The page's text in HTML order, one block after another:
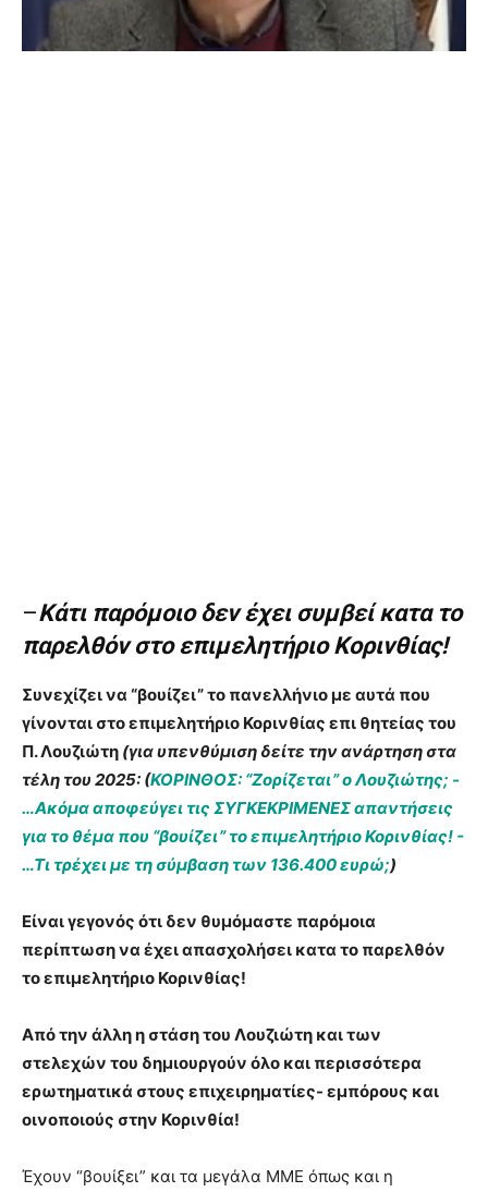
–Κάτι παρόμοιο δεν έχει συμβεί κατα το
παρελθόν στο επιμελητήριο Κορινθίας!
Συνεχίζει να “βουίζει” το πανελλήνιο με αυτά που
γίνονται στο επιμελητήριο Κορινθίας επι θητείας του
Π. Λουζιώτη (για υπενθύμιση δείτε την ανάρτηση στα
τέλη του 2025: (ΚΟΡΙΝΘΟΣ: “Ζορίζεται” ο Λουζιώτης; -
…Ακόμα αποφεύγει τις ΣΥΓΚΕΚΡΙΜΕΝΕΣ απαντήσεις
για το θέμα που “βουίζει” το επιμελητήριο Κορινθίας! -
…Τι τρέχει με τη σύμβαση των 136.400 ευρώ;)
Είναι γεγονός ότι δεν θυμόμαστε παρόμοια
περίπτωση να έχει απασχολήσει κατα το παρελθόν
το επιμελητήριο Κορινθίας!
Από την άλλη η στάση του Λουζιώτη και των
στελεχών του δημιουργούν όλο και περισσότερα
ερωτηματικά στους επιχειρηματίες- εμπόρους και
οινοποιούς στην Κορινθία!
Έχουν “βουίξει” και τα μεγάλα ΜΜΕ όπως και η